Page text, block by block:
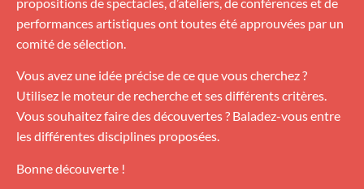
performances artistiques ont toutes été approuvées par un
comité de sélection.
Vous avez une idée précise de ce que vous cherchez ?
Utilisez le moteur de recherche et ses différents critères.
Vous souhaitez faire des découvertes ? Baladez-vous entre
les différentes disciplines proposées.
Bonne découverte !